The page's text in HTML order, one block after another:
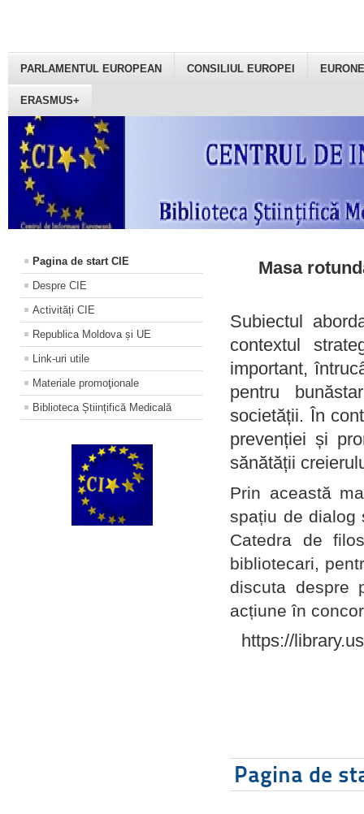
PARLAMENTUL EUROPEAN CONSILIUL EUROPEI
ERASMUS+
Pagina de start CIE
Despre CIE
Activități CIE
Republica Moldova și UE
Link-uri utile
Materiale promoţionale
Biblioteca Științifică Medicală
Masa
Subiectul
contextul
important,
pentru
societății. În
prevenției și
sănătății
Prin această
spațiu de dialog
Catedra de
bibliotecari,
discuta despre
acțiune în
https://
Pagina de